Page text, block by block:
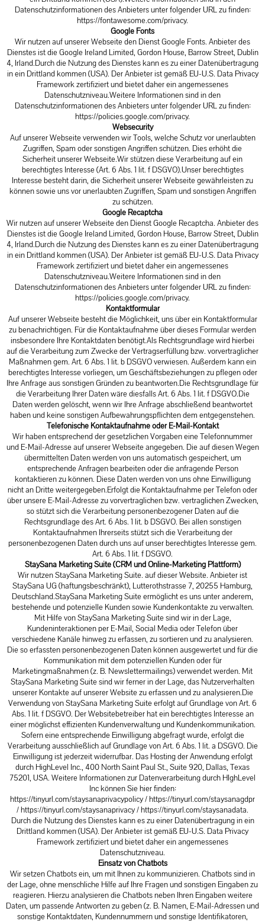
Datenschutzinformationen des Anbieters unter folgender URL zu finden:
https://fontawesome.com/privacy.
Google Fonts
Wir nutzen auf unserer Webseite den Dienst Google Fonts. Anbieter des
Dienstes ist die Google Ireland Limited, Gordon House, Barrow Street, Dublin
4, Irland.Durch die Nutzung des Dienstes kann es zu einer Datenübertragung
in ein Drittland kommen (USA). Der Anbieter ist gemäß EU-U.S. Data Privacy
Framework zertifiziert und bietet daher ein angemessenes
Datenschutzniveau.Weitere Informationen sind in den
Datenschutzinformationen des Anbieters unter folgender URL zu finden:
https://policies.google.com/privacy.
Websecurity
Auf unserer Webseite verwenden wir Tools, welche Schutz vor unerlaubten
Zugriffen, Spam oder sonstigen Angriffen schützen. Dies erhöht die
Sicherheit unserer Webseite.Wir stützen diese Verarbeitung auf ein
berechtigtes Interesse (Art. 6 Abs. 1 lit. f DSGVO).Unser berechtigtes
Interesse besteht darin, die Sicherheit unserer Webseite gewährleisten zu
können sowie uns vor unerlaubten Zugriffen, Spam und sonstigen Angriffen
zu schützen.
Google Recaptcha
Wir nutzen auf unserer Webseite den Dienst Google Recaptcha. Anbieter des
Dienstes ist die Google Ireland Limited, Gordon House, Barrow Street, Dublin
4, Irland.Durch die Nutzung des Dienstes kann es zu einer Datenübertragung
in ein Drittland kommen (USA). Der Anbieter ist gemäß EU-U.S. Data Privacy
Framework zertifiziert und bietet daher ein angemessenes
Datenschutzniveau.Weitere Informationen sind in den
Datenschutzinformationen des Anbieters unter folgender URL zu finden:
https://policies.google.com/privacy.
Kontaktformular
Auf unserer Webseite besteht die Möglichkeit, uns über ein Kontaktformular
zu benachrichtigen. Für die Kontaktaufnahme über dieses Formular werden
insbesondere Ihre Kontaktdaten benötigt.Als Rechtsgrundlage wird hierbei
auf die Verarbeitung zum Zwecke der Vertragserfüllung bzw. vorvertraglicher
Maßnahmen gem. Art. 6 Abs. 1 lit. b DSGVO verwiesen. Außerdem kann ein
berechtigtes Interesse vorliegen, um Geschäftsbeziehungen zu pflegen oder
Ihre Anfrage aus sonstigen Gründen zu beantworten.Die Rechtsgrundlage für
die Verarbeitung Ihrer Daten wäre diesfalls Art. 6 Abs. 1 lit. f DSGVO.Die
Daten werden gelöscht, wenn wir Ihre Anfrage abschließend beantwortet
haben und keine sonstigen Aufbewahrungspflichten dem entgegenstehen.
Telefonische Kontaktaufnahme oder E-Mail-Kontakt
Wir haben entsprechend der gesetzlichen Vorgaben eine Telefonnummer
und E-Mail-Adresse auf unserer Webseite angegeben. Die auf diesen Wegen
übermittelten Daten werden von uns automatisch gespeichert, um
entsprechende Anfragen bearbeiten oder die anfragende Person
kontaktieren zu können. Diese Daten werden von uns ohne Einwilligung
nicht an Dritte weitergegeben.Erfolgt die Kontaktaufnahme per Telefon oder
über unsere E-Mail-Adresse zu vorvertraglichen bzw. vertraglichen Zwecken,
so stützt sich die Verarbeitung personenbezogener Daten auf die
Rechtsgrundlage des Art. 6 Abs. 1 lit. b DSGVO. Bei allen sonstigen
Kontaktaufnahmen Ihrerseits stützt sich die Verarbeitung der
personenbezogenen Daten durch uns auf unser berechtigtes Interesse gem.
Art. 6 Abs. 1 lit. f DSGVO.
StaySana Marketing Suite (CRM und Online-Marketing Plattform)
Wir nutzen StaySana Marketing Suite. auf dieser Website. Anbieter ist
StaySana UG (haftungsbeschränkt), Lutterothstrasse 7, 20255 Hamburg,
Deutschland.StaySana Marketing Suite ermöglicht es uns unter anderem,
bestehende und potenzielle Kunden sowie Kundenkontakte zu verwalten.
Mit Hilfe von StaySana Marketing Suite sind wir in der Lage,
Kundeninteraktionen per E-Mail, Social Media oder Telefon über
verschiedene Kanäle hinweg zu erfassen, zu sortieren und zu analysieren.
Die so erfassten personenbezogenen Daten können ausgewertet und für die
Kommunikation mit dem potenziellen Kunden oder für
Marketingmaßnahmen (z. B. Newslettermailings) verwendet werden. Mit
StaySana Marketing Suite sind wir ferner in der Lage, das Nutzerverhalten
unserer Kontakte auf unserer Website zu erfassen und zu analysieren.Die
Verwendung von StaySana Marketing Suite erfolgt auf Grundlage von Art. 6
Abs. 1 lit. f DSGVO. Der Websitebetreiber hat ein berechtigtes Interesse an
einer möglichst effizienten Kundenverwaltung und Kundenkommunikation.
Sofern eine entsprechende Einwilligung abgefragt wurde, erfolgt die
Verarbeitung ausschließlich auf Grundlage von Art. 6 Abs. 1 lit. a DSGVO. Die
Einwilligung ist jederzeit widerrufbar. Das Hosting der Anwendung erfolgt
durch HighLevel Inc., 400 North Saint Paul St., Suite 920, Dallas, Texas
75201, USA. Weitere Informationen zur Datenverarbeitung durch HIghLevel
Inc können Sie hier finden:
https://tinyurl.com/staysanaprivacypolicy/https://tinyurl.com/staysanagdpr
/https://tinyurl.com/staysanaprivacy/https://tinyurl.com/staysanadata.
Durch die Nutzung des Dienstes kann es zu einer Datenübertragung in ein
Drittland kommen (USA). Der Anbieter ist gemäß EU-U.S. Data Privacy
Framework zertifiziert und bietet daher ein angemessenes
Datenschutzniveau.
Einsatz von Chatbots
Wir setzen Chatbots ein, um mit Ihnen zu kommunizieren. Chatbots sind in
der Lage, ohne menschliche Hilfe auf Ihre Fragen und sonstigen Eingaben zu
reagieren. Hierzu analysieren die Chatbots neben Ihren Eingaben weitere
Daten, um passende Antworten zu geben (z. B. Namen, E-Mail-Adressen und
sonstige Kontaktdaten, Kundennummern und sonstige Identifikatoren,